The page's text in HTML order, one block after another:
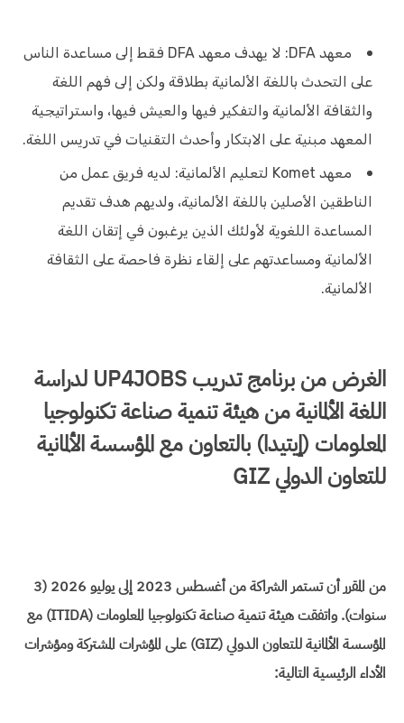
معهد DFA: لا يهدف معهد DFA فقط إلى مساعدة الناس
على التحدث باللغة الألمانية بطلاقة ولكن إلى فهم اللغة
والثقافة الألمانية والتفكير فيها والعيش فيها، واستراتيجية
المعهد مبنية على الابتكار وأحدث التقنيات في تدريس اللغة.
معهد Komet لتعليم الألمانية: لديه فريق عمل من
الناطقين الأصلين باللغة الألمانية، ولديهم هدف تقديم
المساعدة اللغوية لأولئك الذين يرغبون في إتقان اللغة
الألمانية ومساعدتهم على إلقاء نظرة فاحصة على الثقافة
الألمانية.
الغرض من برنامج تدريب UP4JOBS لدراسة
اللغة الألمانية من هيئة تنمية صناعة تكنولوجيا
المعلومات (إيتيدا) بالتعاون مع المؤسسة الألمانية
للتعاون الدولي GIZ
من المقرر أن تستمر الشراكة من أغسطس 2023 إلى يوليو 2026 (3
سنوات). واتفقت هيئة تنمية صناعة تكنولوجيا المعلومات (ITIDA) مع
المؤسسة الألمانية للتعاون الدولي (GIZ) على المؤشرات المشتركة ومؤشرات
الأداء الرئيسية التالية: